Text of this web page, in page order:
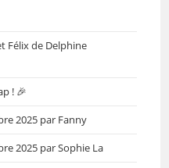
Félix de Delphine
! 🎉
2025 par Fanny
2025 par Sophie La